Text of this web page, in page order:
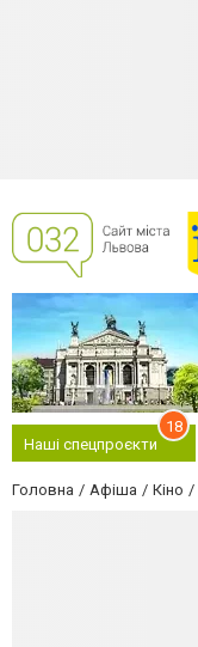
Наші спецпроєкти
18
Головна Афіша Кіно